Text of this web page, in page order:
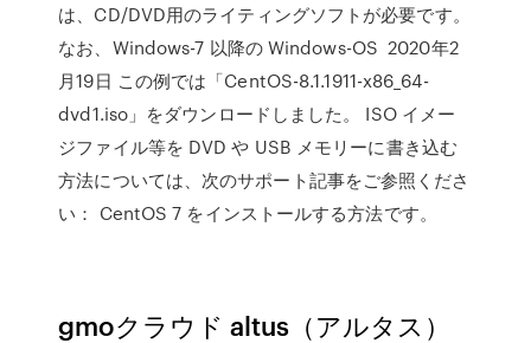
は、CD/DVD用のライティングソフトが必要です。
なお、Windows-7 以降の Windows-OS 2020年2
月19日 この例では「CentOS-8.1.1911-x86_64-
dvd1.iso」をダウンロードしました。 ISO イメー
ジファイル等を DVD や USB メモリーに書き込む
方法については、次のサポート記事をご参照くださ
い： CentOS 7 をインストールする方法です。
gmoクラウド altus（アルタス）